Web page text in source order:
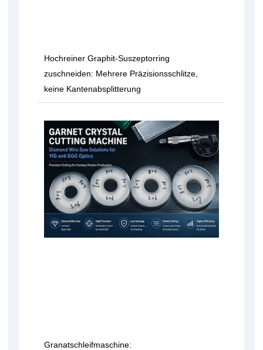
Hochreiner Graphit-Suszeptorring
zuschneiden: Mehrere Präzisionsschlitze,
keine Kantenabsplitterung
Granatschleifmaschine: